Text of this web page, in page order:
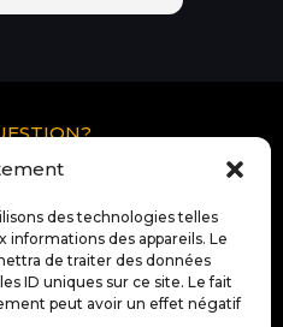
des technologies telles
informations des appareils. Le
de traiter des données
ID uniques sur ce site. Le fait
peut avoir un effet négatif